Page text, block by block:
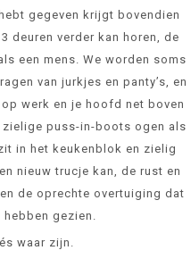
gegeven krijgt bovendien
deuren verder kan horen, de
een mens. We worden soms
van jurkjes en panty’s, en
werk en je hoofd net boven
puss-in-boots ogen als
in het keukenblok en zielig
nieuw trucje kan, de rust en
de oprechte overtuiging dat
gezien.
waar zijn.